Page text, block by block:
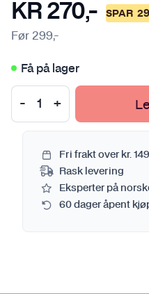
KR 270,- SPAR 29
Før 299,-
Få på lager
Fri frakt over kr.
Rask levering
Eksperter på
60 dager åpent